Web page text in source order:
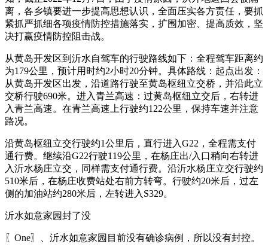
离，各乡镇要进一步提高思想认识，全面压实各方责任，要抓
紧抓严抓细各项疫情防控措施落实，扩围加密、提高质效，坚
决打赢疫情防控阻击战。
从黄岛开发区到沂水自驾车的行驶路线如下：全程驾车距离约
为179公里，预计用时约2小时20分钟。具体路线：起点出发：
从黄岛开发区出发，沿道路行驶至黄岛枢纽立交桥，并沿此立
交桥行驶690米。进入青兰高速：过黄岛枢纽立交后，右转进
入青兰高速。在青兰高速上行驶约122公里，保持车速并注意
路况。
沿黄岛枢纽立交行驶约1公里后，直行进入G22，全程需支付
通行费。继续沿G22行驶119公里，在杨庄出/入口稍向右转进
入沂水杨庄立交，同样需支付通行费。沿沂水杨庄立交行驶约
510米后，在杨庄收费站处右前方转弯。行驶约20米后，过左
侧的加油站约280米后，左转进入S329。
沂水如意家园封了没
〖One〗、沂水如意家园目前没有确诊病例，所以没有封控。